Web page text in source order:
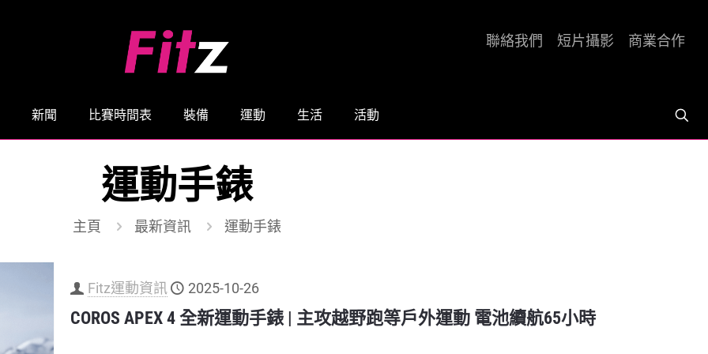
新聞 比賽時間表 裝備 運動 生活 活動
聯絡我們 短片攝影 商業合作
運動手錶
主頁 最新資訊 運動手錶
Fitz運動資訊 2025-10-26
COROS APEX 4 全新運動手錶 | 主攻越野跑等戶外運動 電池續航65小時